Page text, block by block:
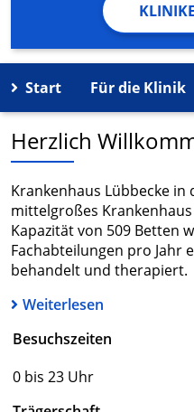
Start Für die Klinik
Herzlich
Krankenhaus Lübbecke
mittelgroßes
Kapazität von 509 Betten
Fachabteilungen pro Jahr
behandelt und therapiert.
Weiterlesen
Besuchszeiten
0 bis 23 Uhr